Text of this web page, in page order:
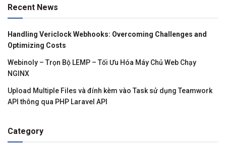
Recent News
Handling Vericlock Webhooks: Overcoming Challenges and
Optimizing Costs
Webinoly – Trọn Bộ LEMP – Tối Ưu Hóa Máy Chủ Web Chạy
NGINX
Upload Multiple Files và đính kèm vào Task sử dụng Teamwork
API thông qua PHP Laravel API
Category